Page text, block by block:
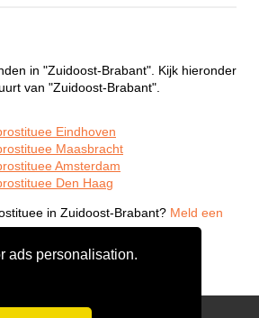
ads personalisation.
in "Zuidoost-Brabant". Kijk hieronder
van "Zuidoost-Brabant".
Eindhoven
Maasbracht
Amsterdam
Den Haag
in Zuidoost-Brabant? Meld een